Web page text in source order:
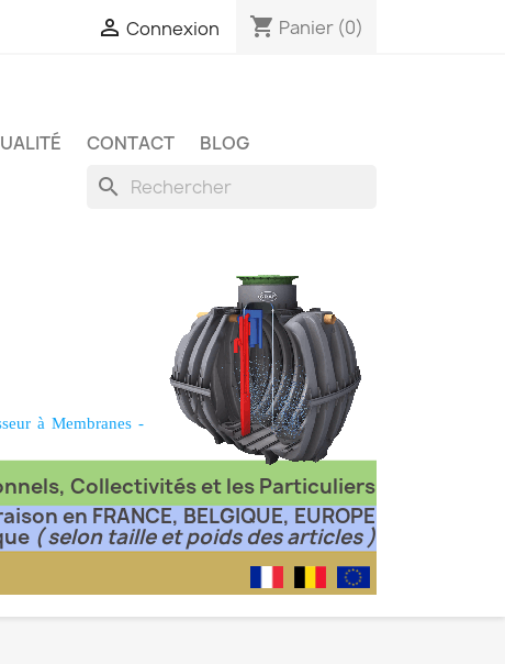
 Connexion shopping_cart Panier (0)
CONTACT BLOG
search
à Membranes-
Collectivités et les Particuliers
en FRANCE, BELGIQUE, EUROPE
( selon taille et poids des articles )